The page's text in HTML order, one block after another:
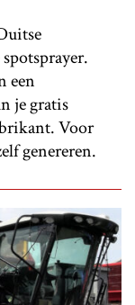
een
je gratis
Voor
genereren.